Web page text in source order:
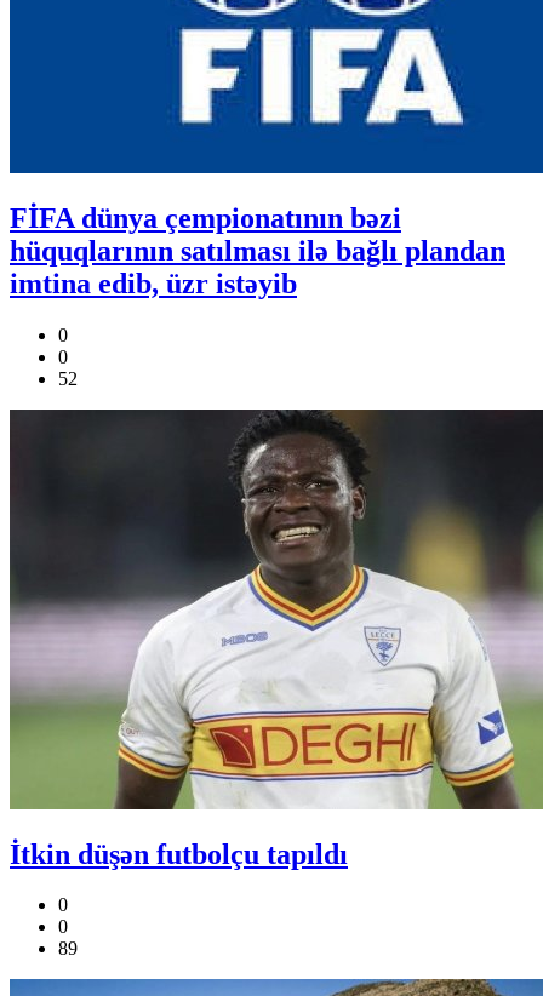
FİFA dünya çempionatının bəzi
hüquqlarının satılması ilə bağlı plandan
imtina edib, üzr istəyib
0
0
52
İtkin düşən futbolçu tapıldı
0
0
89